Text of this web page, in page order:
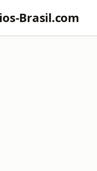
Brasil.com